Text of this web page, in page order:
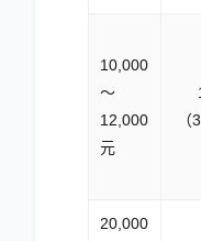
10,000
～
12,000
元
（
20,000